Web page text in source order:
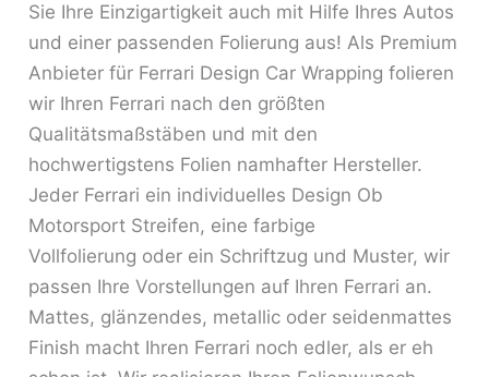
Sie Ihre Einzigartigkeit auch mit Hilfe Ihres Autos
und einer passenden Folierung aus! Als Premium
Anbieter für Ferrari Design Car Wrapping folieren
wir Ihren Ferrari nach den größten
Qualitätsmaßstäben und mit den
hochwertigstens Folien namhafter Hersteller.
Jeder Ferrari ein individuelles Design Ob
Motorsport Streifen, eine farbige
Vollfolierung oder ein Schriftzug und Muster, wir
passen Ihre Vorstellungen auf Ihren Ferrari an.
Mattes, glänzendes, metallic oder seidenmattes
Finish macht Ihren Ferrari noch edler, als er eh